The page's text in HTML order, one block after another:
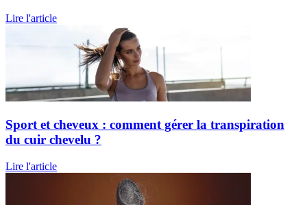
Lire l'article
Sport et cheveux : comment gérer la transpiration
du cuir chevelu ?
Lire l'article